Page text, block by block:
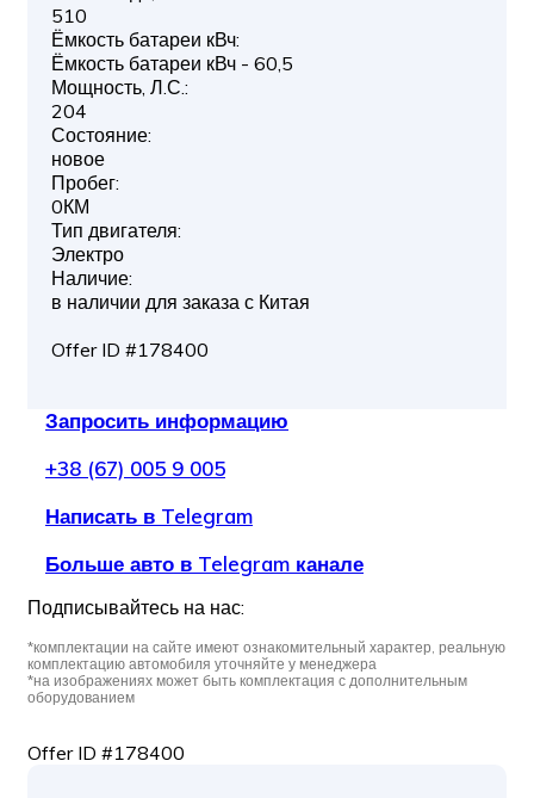
510
Ёмкость батареи кВч:
Ёмкость батареи кВч - 60,5
Мощность, Л.С.:
204
Состояние:
новое
Пробег:
0КМ
Тип двигателя:
Электро
Наличие:
в наличии для заказа с Китая
Offer ID #178400
Запросить информацию
+38 (67) 005 9 005
Написать в Telegram
Больше авто в Telegram канале
Подписывайтесь на нас:
*комплектации на сайте имеют ознакомительный характер, реальную
комплектацию автомобиля уточняйте у менеджера
*на изображениях может быть комплектация с дополнительным
оборудованием
Offer ID #178400